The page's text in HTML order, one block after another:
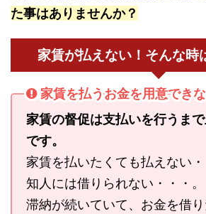
た事はありませんか？
家賃が払えない！そんな時
家賃を払うお金を用意でき
家賃の督促は支払いを行うま
です。
家賃を払いたくても払えない
知人には借りられない・・・。
滞納が続いていて、お金を借